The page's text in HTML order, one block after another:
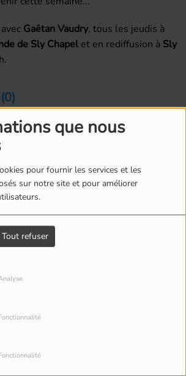
que nous
pour fournir les services et les
sur notre site et pour améliorer
Tout refuser
avec Gaëtan Vaudry, tous les jeudis à
de Sly Chapel et en rediffusion à Sly
vous pour commenter cet article
SE CONNECTER